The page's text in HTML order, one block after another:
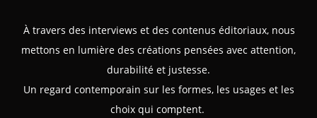
À travers des interviews et des contenus éditoriaux, nous
mettons en lumière des créations pensées avec attention,
durabilité et justesse.
Un regard contemporain sur les formes, les usages et les
choix qui comptent.